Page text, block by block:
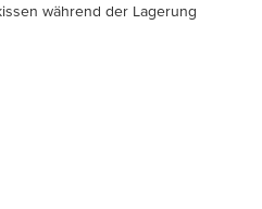
während der Lagerung